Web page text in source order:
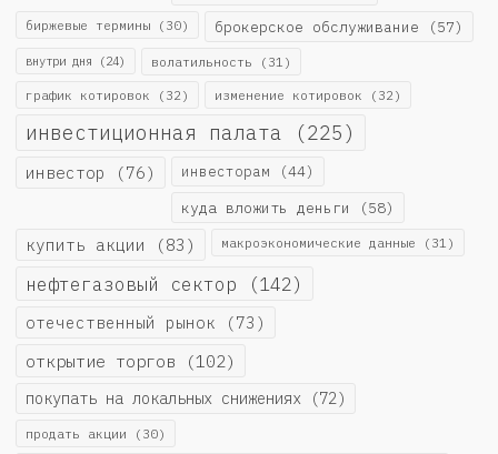
биржевые термины (30) брокерское обслуживание (57)
внутри дня (24) волатильность (31)
график котировок (32) изменение котировок (32)
инвестиционная палата (225)
инвестор (76) инвесторам (44)
куда вложить деньги (58)
купить акции (83) макроэкономические данные (31)
нефтегазовый сектор (142)
отечественный рынок (73)
открытие торгов (102)
покупать на локальных снижениях (72)
продать акции (30)